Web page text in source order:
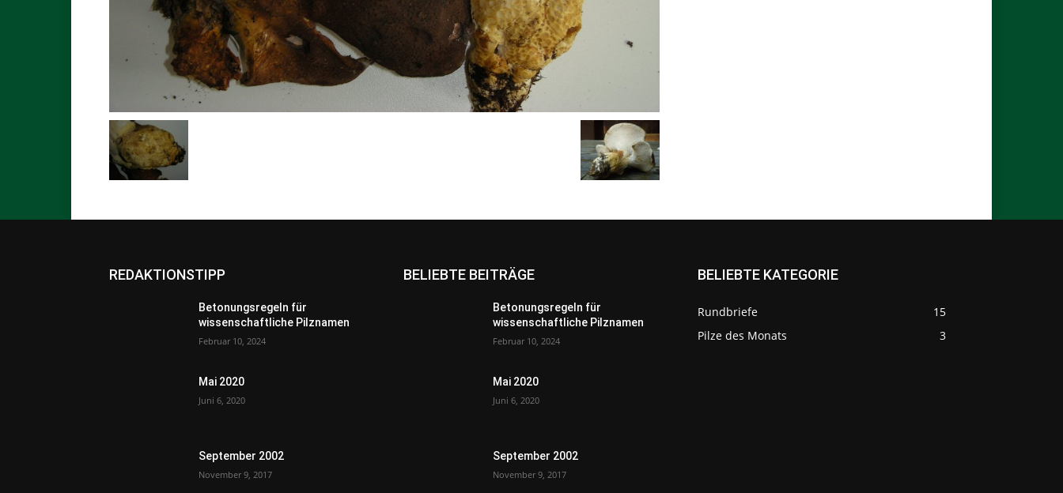
REDAKTIONSTIPP
Betonungsregeln für
wissenschaftliche Pilznamen
Februar 10, 2024
Mai 2020
Juni 6, 2020
September 2002
November 9, 2017
BELIEBTE BEITRÄGE
Betonungsregeln für
wissenschaftliche Pilznamen
Februar 10, 2024
Mai 2020
Juni 6, 2020
September 2002
November 9, 2017
BELIEBTE KATEGORIE
Rundbriefe
15
Pilze des Monats
3